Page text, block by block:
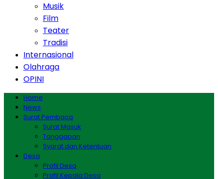
Musik
Film
Teater
Tradisi
Internasional
Olahraga
OPINI
Home
News
Surat Pembaca
Surat Masuk
Tanggapan
Syarat dan Ketentuan
Desa
Profil Desa
Profil Kepala Desa